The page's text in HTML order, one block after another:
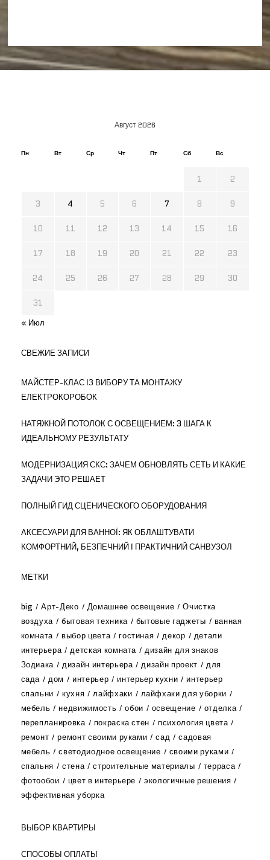
Август 2026
Пн Вт Ср Чт Пт Сб Вс
1 2
3 4 5 6 7 8 9
10 11 12 13 14 15 16
17 18 19 20 21 22 23
24 25 26 27 28 29 30
31
« Июл
СВЕЖИЕ ЗАПИСИ
МАЙСТЕР-КЛАС ІЗ ВИБОРУ ТА МОНТАЖУ
ЕЛЕКТРОКОРОБОК
НАТЯЖНОЙ ПОТОЛОК С ОСВЕЩЕНИЕМ: 3 ШАГА К
ИДЕАЛЬНОМУ РЕЗУЛЬТАТУ
МОДЕРНИЗАЦИЯ СКС: ЗАЧЕМ ОБНОВЛЯТЬ СЕТЬ И КАКИЕ
ЗАДАЧИ ЭТО РЕШАЕТ
ПОЛНЫЙ ГИД СЦЕНИЧЕСКОГО ОБОРУДОВАНИЯ
АКСЕСУАРИ ДЛЯ ВАННОЇ: ЯК ОБЛАШТУВАТИ
КОМФОРТНИЙ, БЕЗПЕЧНИЙ І ПРАКТИЧНИЙ САНВУЗОЛ
МЕТКИ
big Арт-Деко Домашнее освещение
Очистка
воздуха
бытовая техника бытовые гаджеты
ванная
комната
выбор цвета гостиная декор
детали
интерьера
детская комната
дизайн для знаков
Зодиака
дизайн интерьера дизайн проект
для
сада
дом интерьер интерьер кухни
интерьер
спальни
кухня лайфхаки
лайфхаки для уборки
мебель
недвижимость обои освещение
отделка
перепланировка
покраска стен
психология цвета
ремонт
ремонт своими руками сад
садовая
мебель
светодиодное освещение
своими руками
спальня
стена строительные материалы
терраса
фотообои
цвет в интерьере
экологичные решения
эффективная уборка
ВЫБОР КВАРТИРЫ
СПОСОБЫ ОПЛАТЫ